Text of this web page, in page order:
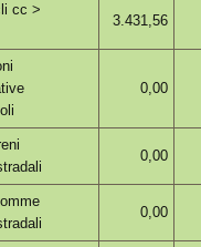
cc >
3.431,56
0,00
0,00
0,00